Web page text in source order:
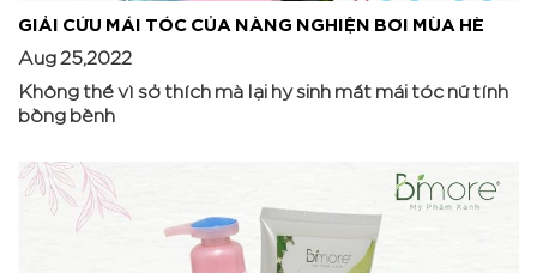
GIẢI CỨU MÁI TÓC CỦA NÀNG NGHIỆN BƠI MÙA HÈ
Aug 25,2022
Không thể vì sở thích mà lại hy sinh mất mái tóc nữ tính
bồng bềnh